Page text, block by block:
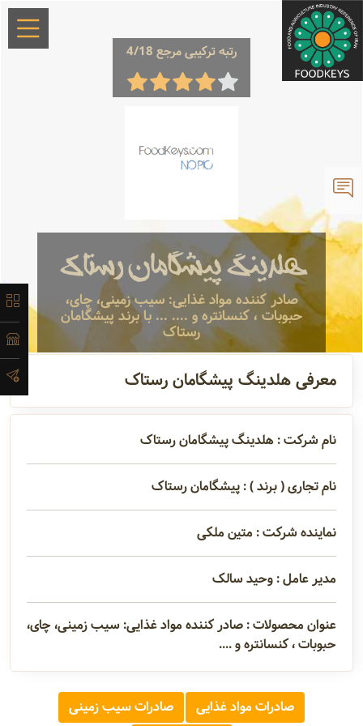
رتبه ترکیبی مرجع 4/18
هلدینگ پیشگامان رستاک
صادر کننده مواد غذایی: سیب زمینی، چای،
حبوبات ، کنسانتره و .... ... با برند پیشگامان
رستاک
×
معرفی
لیست
محصولات
آدرس و
اطلاعات
تماس
مدیران و
مسئولین
گالری
سابقه
شرکت
معرفی هلدینگ پیشگامان رستاک
نام شرکت : هلدینگ پیشگامان رستاک
نام تجاری ( برند ) : پیشگامان رستاک
نماینده شرکت : متین ملکی
مدیر عامل : وحید سالک
عنوان محصولات : صادر کننده مواد غذایی: سیب زمینی، چای،
حبوبات ، کنسانتره و ....
صادرات مواد غذایی صادرات سیب زمینی